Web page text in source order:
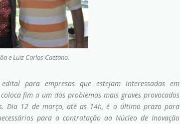
e Luiz Carlos Caetano.
para empresas que estejam interessadas em
fim a um dos problemas mais graves provocados
Dia 12 de março, até as 14h, é o último prazo para
para a contratação ao Núcleo de Inovação